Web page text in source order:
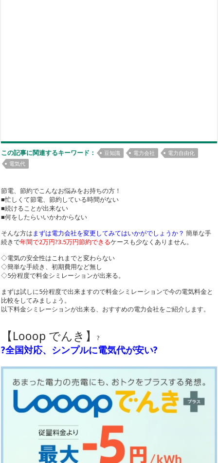
この記事に関連するキーワード： 豆知識 電力会社
電力自由化
電気代
節電、節約でこんなお悩みをお持ちの方！
■忙しくて節電、節約している時間がない
■続けることが出来ない
■何をしたらいいかわからない
そんな方は まずは電力会社を変更してみてはいかがでしょうか？ 簡単な手
続きで年間で2万円?3.5万円節約できるケースも少なくありません。
◇電気の安全性はこれまでと変わらない
◇簡単な手続き、初期費用など無し
◇5分程度で料金シミレーションが出来る。
まずは試しに5分程度で出来ますので料金シミレーションで今の電気料金と
比較をしてみましょう。
以下料金シミレーションが出来る、おすすめの電力会社をご紹介します。
【Looop でんき】?
?全国対応、シンプルに電気代が安い?